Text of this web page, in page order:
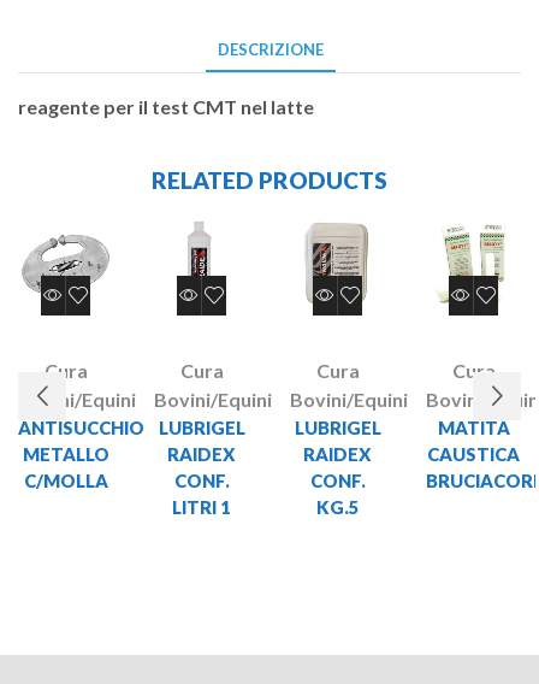
DESCRIZIONE
reagente per il test CMT nel latte
RELATED PRODUCTS
Cura
Bovini/Equini
ANTISUCCHIO
METALLO
C/MOLLA
Cura
Bovini/Equini
LUBRIGEL
RAIDEX
CONF.
LITRI 1
Cura
Bovini/Equini
LUBRIGEL
RAIDEX
CONF.
KG.5
Cura
Bovini/
MATITA
CAUSTICA